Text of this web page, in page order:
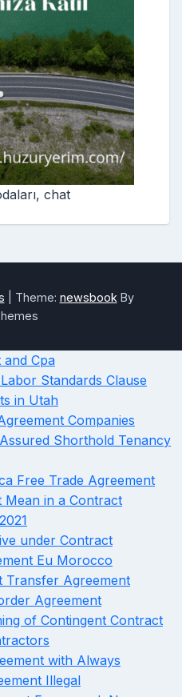
chat
Theme: newsbook By
and Cpa
Standards Clause
in Utah
Companies
Shorthold Tenancy
Free Trade Agreement
Mean in a Contract
under Contract
Eu Morocco
Transfer Agreement
Agreement
of Contingent Contract
with Always
Illegal